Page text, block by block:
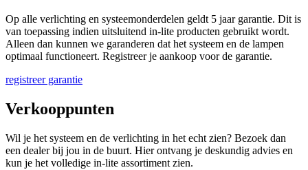
Op alle verlichting en systeemonderdelen geldt 5 jaar garantie. Dit is
van toepassing indien uitsluitend in-lite producten gebruikt wordt.
Alleen dan kunnen we garanderen dat het systeem en de lampen
optimaal functioneert. Registreer je aankoop voor de garantie.
registreer garantie
Verkooppunten
Wil je het systeem en de verlichting in het echt zien? Bezoek dan
een dealer bij jou in de buurt. Hier ontvang je deskundig advies en
kun je het volledige in-lite assortiment zien.